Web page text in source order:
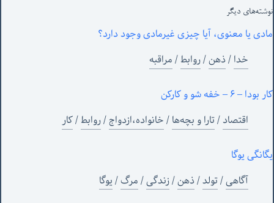
نوشته‌های‌ دیگر
مادی یا معنوی، آیا چیزی غیرمادی وجود دارد؟
خدا/ذهن/روابط/مراقبه
کار بودا – ۶ – خفه شو و کارکن
اقتصاد/تارا و بچه‌ها/خانواده،ازدواج/روابط/کار
یگانگی یوگا
آگاهی/تولد/ذهن/زندگی/مرگ/یوگا